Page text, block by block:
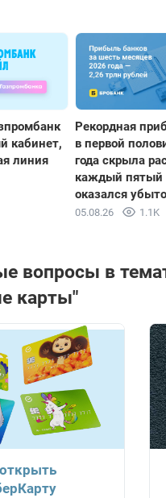
кабинет,
линия
Рекордная
в первой
года скрыла
каждый пятый
оказался
05.08.26 1.1K
вопросы в
карты"